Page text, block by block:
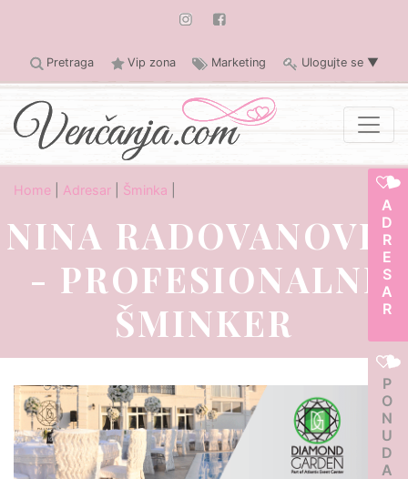
Pretraga Vip zona Marketing Ulogujte se ▼
ADRESAR
PONUDA
Home Adresar Šminka
NINA RADOVANOVIĆ
- PROFESIONALNI
ŠMINKER